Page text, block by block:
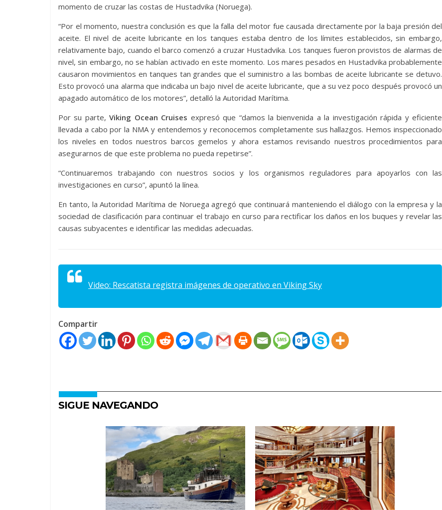
momento de cruzar las costas de Hustadvika (Noruega).
“Por el momento, nuestra conclusión es que la falla del motor fue causada directamente por la baja presión del
aceite. El nivel de aceite lubricante en los tanques estaba dentro de los límites establecidos, sin embargo,
relativamente bajo, cuando el barco comenzó a cruzar Hustadvika. Los tanques fueron provistos de alarmas de
nivel, sin embargo, no se habían activado en este momento. Los mares pesados ​​en Hustadvika probablemente
causaron movimientos en tanques tan grandes que el suministro a las bombas de aceite lubricante se detuvo.
Esto provocó una alarma que indicaba un bajo nivel de aceite lubricante, que a su vez poco después provocó un
apagado automático de los motores”, detalló la Autoridad Marítima.
Por su parte,Viking Ocean Cruises expresó que “damos la bienvenida a la investigación rápida y eficiente
llevada a cabo por la NMA y entendemos y reconocemos completamente sus hallazgos. Hemos inspeccionado
los niveles en todos nuestros barcos gemelos y ahora estamos revisando nuestros procedimientos para
asegurarnos de que este problema no pueda repetirse”.
“Continuaremos trabajando con nuestros socios y los organismos reguladores para apoyarlos con las
investigaciones en curso”, apuntó la línea.
En tanto, la Autoridad Marítima de Noruega agregó que continuará manteniendo el diálogo con la empresa y la
sociedad de clasificación para continuar el trabajo en curso para rectificar los daños en los buques y revelar las
causas subyacentes e identificar las medidas adecuadas.
Video: Rescatista registra imágenes de operativo en Viking Sky
Compartir
SIGUE NAVEGANDO